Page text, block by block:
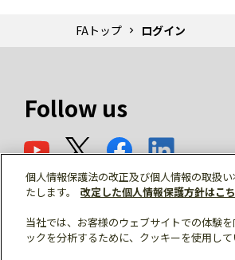
FAトップ ログイン
Follow us
© Mitsubishi Electric Corporation
個人情報保護法の改正及び個人情報の取扱
たします。
改定した個人情報保護方針はこ
当社では、お客様のウェブサイトでの体験
ックを分析するために、クッキーを使用して